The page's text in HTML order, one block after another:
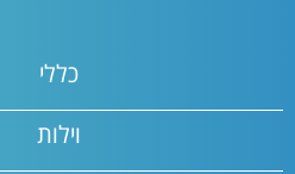
כללי
וילות